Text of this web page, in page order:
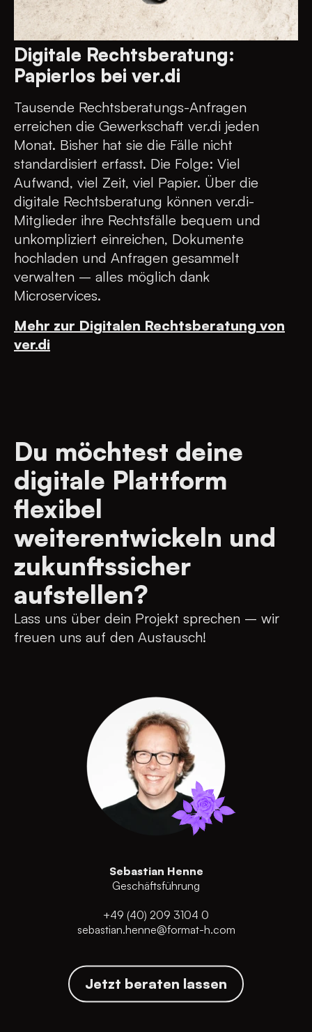
Digitale Rechtsberatung:
Papierlos bei ver.di
Tausende Rechtsberatungs-Anfragen
erreichen die Gewerkschaft ver.di jeden
Monat. Bisher hat sie die Fälle nicht
standardisiert erfasst. Die Folge: Viel
Aufwand, viel Zeit, viel Papier. Über die
digitale Rechtsberatung können ver.di-
Mitglieder ihre Rechtsfälle bequem und
unkompliziert einreichen, Dokumente
hochladen und Anfragen gesammelt
verwalten – alles möglich dank
Microservices.
Mehr zur Digitalen Rechtsberatung von
ver.di
Sebastian Henne
Geschäftsführung
+49 (40) 209 3104 0
sebastian.henne@format-h.com
Du möchtest deine
digitale Plattform
flexibel
weiterentwickeln und
zukunftssicher
aufstellen?
Lass uns über dein Projekt sprechen – wir
freuen uns auf den Austausch!
Jetzt beraten lassen